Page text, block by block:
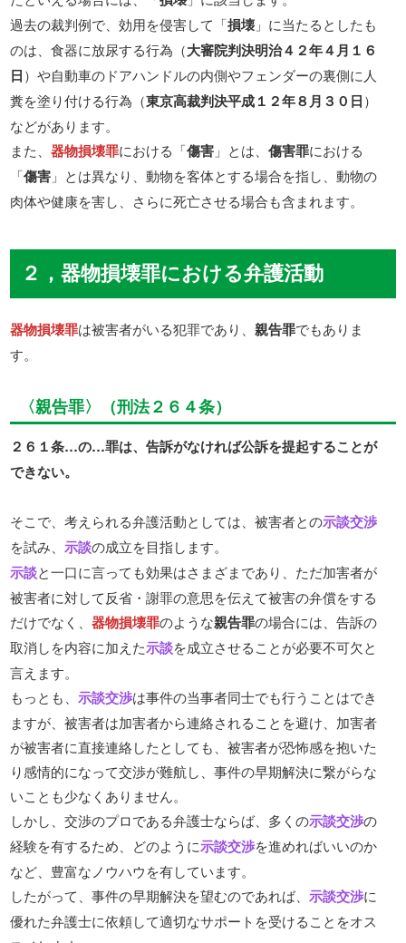
過去の裁判例で、効用を侵害して「損壊 」に当たるとしたも
のは、食器に放尿する行為（大審院判決明治４２年４月１６
日）や自動車のドアハンドルの内側やフェンダーの裏側に人
糞を塗り付ける行為（東京高裁判決平成１２年８月３０日）
などがあります。
また、器物損壊罪における「傷害 」とは、傷害罪における
「傷害 」とは異なり、動物を客体とする場合を指し、動物の
肉体や健康を害し、さらに死亡させる場合も含まれます。
２，器物損壊罪における弁護活動
器物損壊罪は被害者がいる犯罪であり、親告罪でもありま
す。
〈親告罪〉（刑法２６４条）
２６１条…の…罪は、告訴がなければ公訴を提起することが
できない。
そこで、考えられる弁護活動としては、被害者との示談交渉
を試み、示談の成立を目指します。
示談と一口に言っても効果はさまざまであり、ただ加害者が
被害者に対して反省・謝罪の意思を伝えて被害の弁償をする
だけでなく、器物損壊罪のような親告罪の場合には、告訴の
取消しを内容に加えた示談を成立させることが必要不可欠と
言えます。
もっとも、示談交渉は事件の当事者同士でも行うことはでき
ますが、被害者は加害者から連絡されることを避け、加害者
が被害者に直接連絡したとしても、被害者が恐怖感を抱いた
り感情的になって交渉が難航し、事件の早期解決に繋がらな
いことも少なくありません。
しかし、交渉のプロである弁護士ならば、多くの示談交渉の
経験を有するため、どのように示談交渉を進めればいいのか
など、豊富なノウハウを有しています。
したがって、事件の早期解決を望むのであれば、示談交渉に
優れた弁護士に依頼して適切なサポートを受けることをオス